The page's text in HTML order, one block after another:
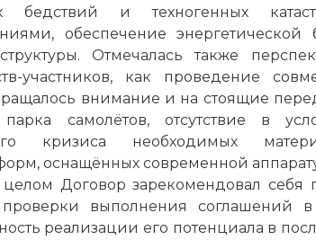
бедствий и техногенных
обеспечение энергетической
Отмечалась также
участников, как проведение
внимание и на стоящие
парка самолётов, отсутствие в
кризиса необходимых
оснащённых современной
Договор зарекомендовал себя
выполнения соглашений в
реализации его потенциала в